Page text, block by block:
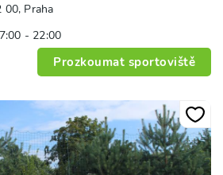
00, Praha
- 22:00
Prozkoumat sportoviště